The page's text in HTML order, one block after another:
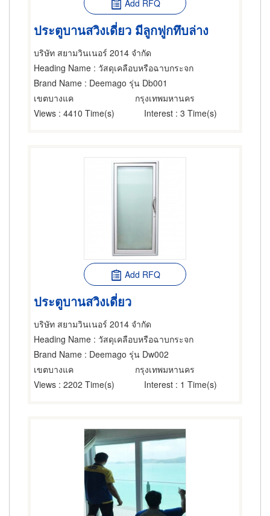
Add RFQ
ประตูบานสวิงเดี่ยว มีลูกฟูกทึบล่าง
บริษัท สยามวินเนอร์ 2014 จำกัด
Heading Name : วัสดุเคลือบหรือฉาบกระจก
Brand Name : Deemago รุ่น Db001
เขตบางแค
กรุงเทพมหานคร
Views : 4410 Time(s) Interest : 3 Time(s)
Add RFQ
ประตูบานสวิงเดี่ยว
บริษัท สยามวินเนอร์ 2014 จำกัด
Heading Name : วัสดุเคลือบหรือฉาบกระจก
Brand Name : Deemago รุ่น Dw002
เขตบางแค
กรุงเทพมหานคร
Views : 2202 Time(s) Interest : 1 Time(s)